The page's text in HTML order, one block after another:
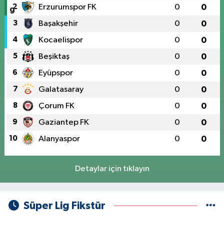
2 Erzurumspor FK 0 0
3 Başakşehir 0 0
4 Kocaelispor 0 0
5 Beşiktaş 0 0
6 Eyüpspor 0 0
7 Galatasaray 0 0
8 Çorum FK 0 0
9 Gaziantep FK 0 0
10 Alanyaspor 0 0
Detaylar için tıklayın
Süper Lig Fikstür